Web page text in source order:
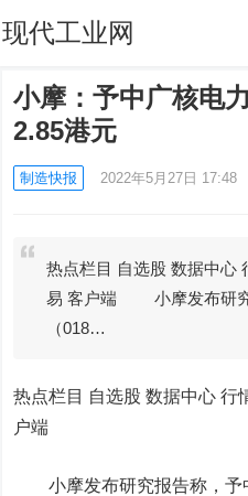
现代工业网
小摩：予中广核电
2.85港元
制造快报 2022年5月27日 17:48
热点栏目 自选股 数据中心
易 客户端 小摩发布研究
（018…
热点栏目 自选股 数据中心 行
户端
小摩发布研究报告称，予